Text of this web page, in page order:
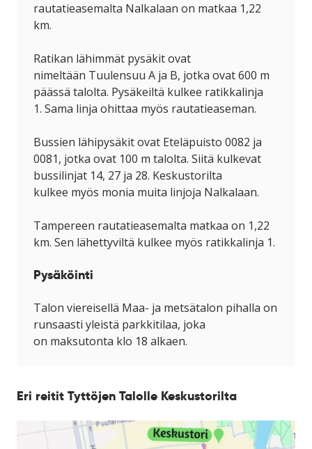
rautatieasemalta Nalkalaan on matkaa 1,22
km.
Ratikan lähimmät pysäkitovat
nimeltään Tuulensuu A ja B, jotka ovat600 m
päässä talolta. Pysäkeiltä kulkee ratikkalinja
1. Sama linja ohittaa myös rautatieaseman.
Bussien lähipysäkitovat Eteläpuisto 0082 ja
0081, jotka ovat 100 m talolta. Siitä kulkevat
bussilinjat 14, 27 ja 28. Keskustorilta
kulkee myös monia muita linjoja Nalkalaan.
Tampereen rautatieasemalta matkaa on 1,22
km. Sen lähettyviltä kulkee myös ratikkalinja 1.
Pysäköinti
Talon viereisellä Maa- ja metsätalon pihalla on
runsaasti yleistä parkkitilaa, joka
on maksutonta klo 18 alkaen.
Eri reitit Tyttöjen Talolle Keskustorilta